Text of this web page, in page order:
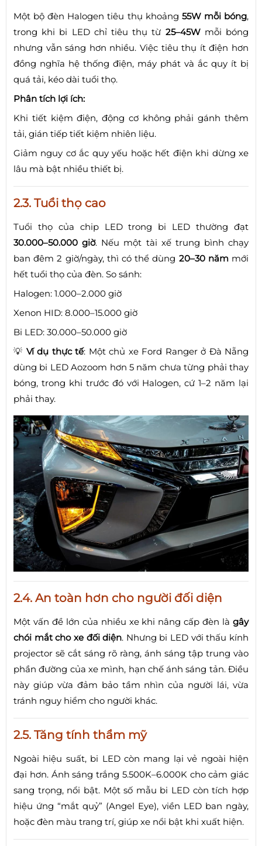
Một bộ đèn Halogen tiêu thụ khoảng 55W mỗi bóng,
trong khi bi LED chỉ tiêu thụ từ 25–45Wmỗi bóng
nhưng vẫn sáng hơn nhiều. Việc tiêu thụ ít điện hơn
đồng nghĩa hệ thống điện, máy phát và ắc quy ít bị
quá tải, kéo dài tuổi thọ.
Phân tích lợi ích:
Khi tiết kiệm điện, động cơ không phải gánh thêm
tải, gián tiếp tiết kiệm nhiên liệu.
Giảm nguy cơ ắc quy yếu hoặc hết điện khi dừng xe
lâu mà bật nhiều thiết bị.
2.3. Tuổi thọ cao
Tuổi thọ của chip LED trong bi LED thường đạt
30.000–50.000 giờ. Nếu một tài xế trung bình chạy
ban đêm 2 giờ/ngày, thì có thể dùng 20–30 nămmới
hết tuổi thọ của đèn. So sánh:
Halogen: 1.000–2.000 giờ
Xenon HID: 8.000–15.000 giờ
Bi LED: 30.000–50.000 giờ
💡 Ví dụ thực tế: Một chủ xe Ford Ranger ở Đà Nẵng
dùng bi LED Aozoom hơn 5 năm chưa từng phải thay
bóng, trong khi trước đó với Halogen, cứ 1–2 năm lại
phải thay.
2.4. An toàn hơn cho người đối diện
Một vấn đề lớn của nhiều xe khi nâng cấp đèn là gây
chói mắt cho xe đối diện. Nhưng bi LED với thấu kính
projector sẽ cắt sáng rõ ràng, ánh sáng tập trung vào
phần đường của xe mình, hạn chế ánh sáng tản. Điều
này giúp vừa đảm bảo tầm nhìn của người lái, vừa
tránh nguy hiểm cho người khác.
2.5. Tăng tính thẩm mỹ
Ngoài hiệu suất, bi LED còn mang lại vẻ ngoài hiện
đại hơn. Ánh sáng trắng 5.500K–6.000K cho cảm giác
sang trọng, nổi bật. Một số mẫu bi LED còn tích hợp
hiệu ứng “mắt quỷ” (Angel Eye), viền LED ban ngày,
hoặc đèn màu trang trí, giúp xe nổi bật khi xuất hiện.